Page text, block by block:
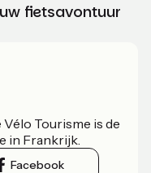
fietsavontuur
Tourisme is de
in Frankrijk.
Facebook